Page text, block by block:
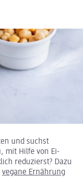
und suchst
mit Hilfe von Ei-
reduzierst? Dazu
vegane Ernährung